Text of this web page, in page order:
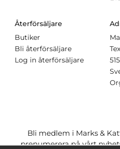
Återförsäljare
Butiker
Bli återförsäljare
Log in återförsäljare
Bli medlem i Marks &
prenumerera på vårt